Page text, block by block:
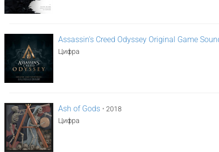
Assassin's Creed Odyssey Original Game
Цифра
Ash of Gods • 2018
Цифра